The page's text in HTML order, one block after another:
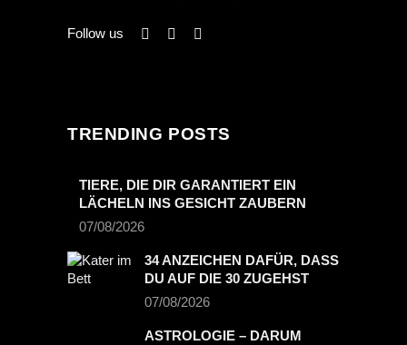
Follow us
TRENDING POSTS
TIERE, DIE DIR GARANTIERT EIN
LÄCHELN INS GESICHT ZAUBERN
07/08/2026
34 ANZEICHEN DAFÜR, DASS
DU AUF DIE 30 ZUGEHST
07/08/2026
ASTROLOGIE – DARUM